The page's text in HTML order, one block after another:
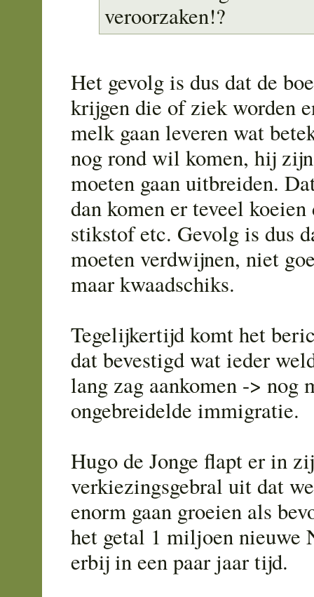
veroorzaken!?
Het gevolg is dus dat de
krijgen die of ziek worden
melk gaan leveren wat
nog rond wil komen, hij
moeten gaan uitbreiden.
dan komen er teveel
stikstof etc. Gevolg is dus
moeten verdwijnen, niet
maar kwaadschiks.
Tegelijkertijd komt het
dat bevestigd wat ieder
lang zag aankomen -> nog
ongebreidelde immigratie.
Hugo de Jonge flapt er in
verkiezingsgebral uit dat
enorm gaan groeien als
het getal 1 miljoen nieuwe
erbij in een paar jaar tijd.